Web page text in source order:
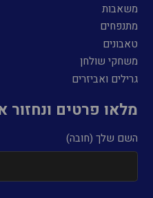
משאבות
מתנפחים
טאבונים
משחקי שולחן
גרילים ואביזרים
מלאו פרטים
השם שלך (חובה)